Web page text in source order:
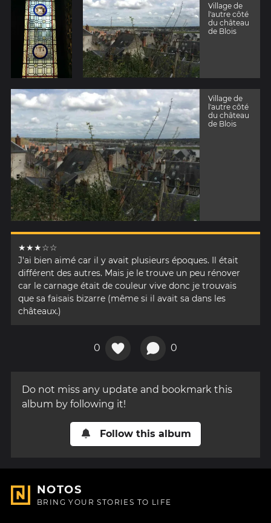
Village de
l'autre côté
du château
de Blois
Village de
l'autre côté
du château
de Blois
★★★☆☆
J'ai bien aimé car il y avait plusieurs époques. Il était
différent des autres. Mais je le trouve un peu rénover
car le carnage était de couleur vive donc je trouvais
que sa faisais bizarre (même si il avait sa dans les
châteaux.)
0 0
Do not miss any update and bookmark this
album by following it!
Follow this album
NOTOS
BRING YOUR STORIES TO LIFE